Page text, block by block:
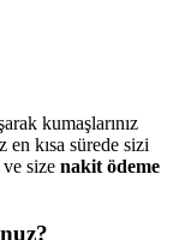
kumaşlarınız
kısa sürede sizi
ve size nakit ödeme